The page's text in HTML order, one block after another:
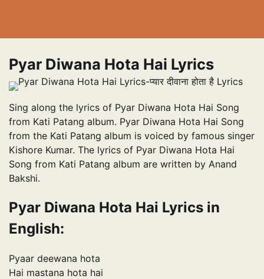
Pyar Diwana Hota Hai Lyrics
Sing along the lyrics of Pyar Diwana Hota Hai Song
from Kati Patang album. Pyar Diwana Hota Hai Song
from the Kati Patang album is voiced by famous singer
Kishore Kumar. The lyrics of Pyar Diwana Hota Hai
Song from Kati Patang album are written by Anand
Bakshi.
Pyar Diwana Hota Hai Lyrics in
English:
Pyaar deewana hota
Hai mastana hota hai